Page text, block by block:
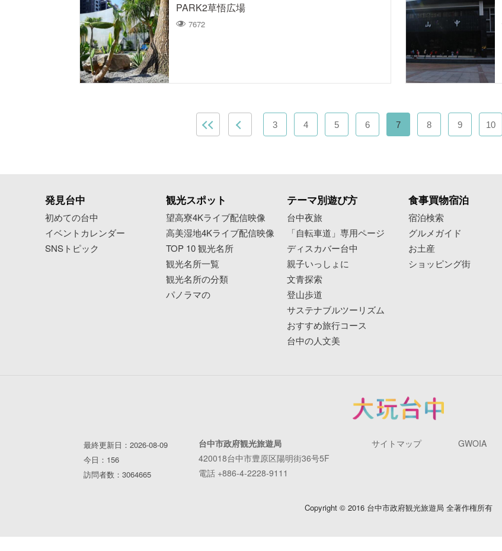
PARK2草悟広場
7672
3 4 5 6 7 8 9 10
発見台中
初めての台中
イベントカレンダー
SNSトピック
観光スポット
望高寮4Kライブ配信映像
高美湿地4Kライブ配信映像
TOP 10 観光名所
観光名所一覧
観光名所の分類
パノラマの
テーマ別遊び方
台中夜旅
「自転車道」専用ページ
ディスカバー台中
親子いっしょに
文青探索
登山歩道
サステナブルツーリズム
おすすめ旅行コース
台中の人文美
食事買物宿泊
宿泊検索
グルメガイド
お土産
ショッピング街
最終更新日：2026-08-09
今日：156
訪問者数：3064665
台中市政府観光旅遊局
420018台中市豊原区陽明街36号5F
電話 +886-4-2228-9111
サイトマップ GWOIA
Copyright © 2016 台中市政府観光旅遊局 全著作権所有